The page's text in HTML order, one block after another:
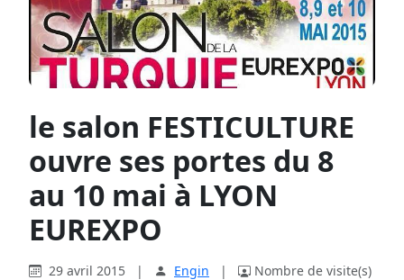
le salon FESTICULTURE
ouvre ses portes du 8
au 10 mai à LYON
EUREXPO
29 avril 2015 | Engin |
Nombre de visite(s)